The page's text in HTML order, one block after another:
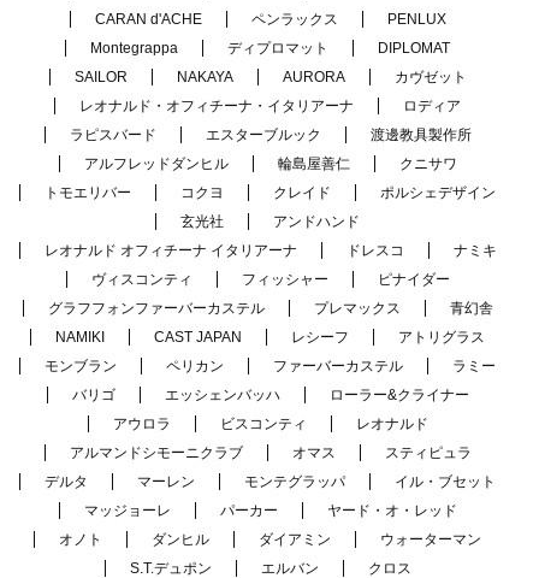
CARAN d'ACHE
ペンラックス
PENLUX
Montegrappa
ディプロマット
DIPLOMAT
SAILOR
NAKAYA AURORA
カヴゼット
レオナルド・オフィチーナ・イタリアーナ
ロディア
ラピスバード
エスターブルック
渡邊教具製作所
アルフレッドダンヒル
輪島屋善仁
クニサワ
トモエリバー
コクヨ クレイド
ポルシェデザイン
玄光社
アンドハンド
レオナルド オフィチーナ イタリアーナ
ドレスコ
ナミキ
ヴィスコンティ
フィッシャー
ピナイダー
グラフフォンファーバーカステル
プレマックス
青幻舎
NAMIKI
CAST JAPAN レシーフ
アトリグラス
モンブラン
ペリカン ファーバーカステル
ラミー
バリゴ
エッシェンバッハ
ローラー&クライナー
アウロラ
ビスコンティ
レオナルド
アルマンドシモーニクラブ
オマス
スティピュラ
デルタ
マーレン モンテグラッパ
イル・ブセット
マッジョーレ
パーカー
ヤード・オ・レッド
オノト
ダンヒル ダイアミン
ウォーターマン
S.T.デュポン
エルバン
クロス